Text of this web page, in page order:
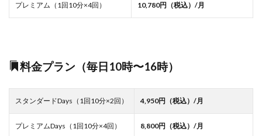
プレミアム（1回10分×4回） 10,780円（税込）/月
料金プラン（毎日10時〜16時）
スタンダードDays（1回10分×2回） 4,950円（税込）/月
プレミアムDays（1回10分×4回） 8,800円（税込）/月